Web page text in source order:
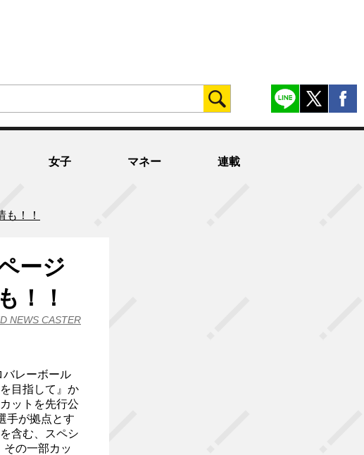
女子 マネー 連載
！！
ージ
！！
NEWS CASTER
バレーボール
目指して』か
ットを先行公
手が拠点とす
含む、スペシ
その一部カッ